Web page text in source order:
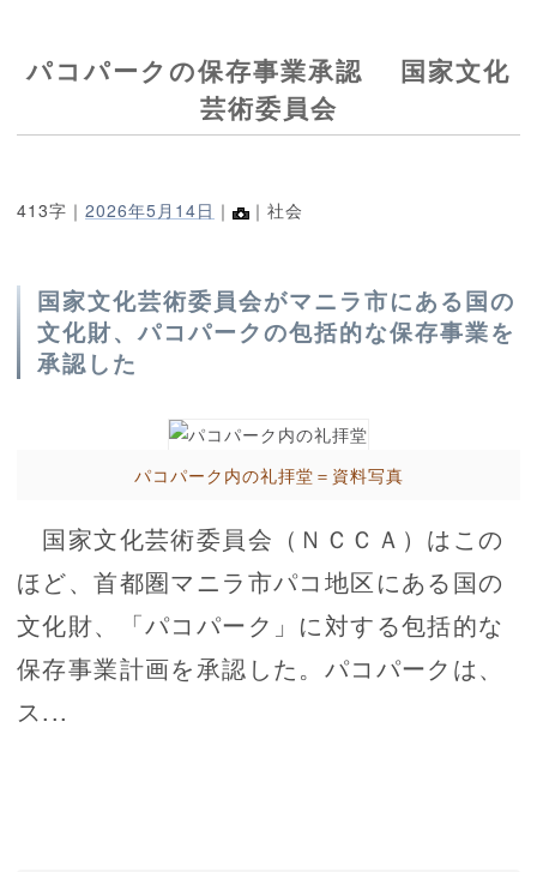
パコパークの保存事業承認 国家文化
芸術委員会
413字｜ 2026年5月14日 ｜ ｜社会
国家文化芸術委員会がマニラ市にある国の
文化財、パコパークの包括的な保存事業を
承認した
パコパーク内の礼拝堂＝資料写真
国家文化芸術委員会（ＮＣＣＡ）はこの
ほど、首都圏マニラ市パコ地区にある国の
文化財、「パコパーク」に対する包括的な
保存事業計画を承認した。パコパークは、
ス...